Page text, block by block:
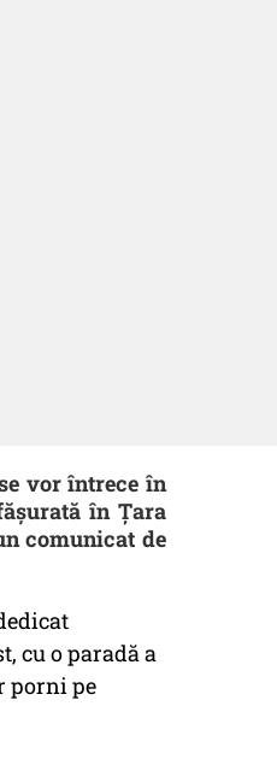
vor întrece în
în Ţara
comunicat de
cu o paradă a
porni pe